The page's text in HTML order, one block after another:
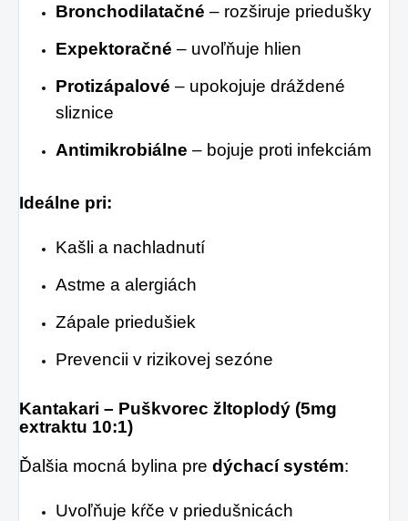
Bronchodilatačné – rozširuje priedušky
Expektoračné – uvoľňuje hlien
Protizápalové – upokojuje dráždené
sliznice
Antimikrobiálne – bojuje proti infekciám
Ideálne pri:
Kašli a nachladnutí
Astme a alergiách
Zápale priedušiek
Prevencii v rizikovej sezóne
Kantakari – Puškvorec žltoplodý (5mg
extraktu 10:1)
Ďalšia mocná bylina pre dýchací systém:
Uvoľňuje kŕče v priedušnicách